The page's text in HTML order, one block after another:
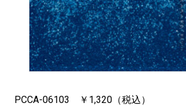
PCCA-06103 ￥1,320（税込）